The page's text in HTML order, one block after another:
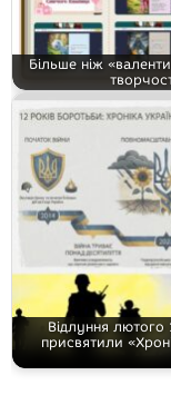
Більше ніж
Відлуння
присвятили